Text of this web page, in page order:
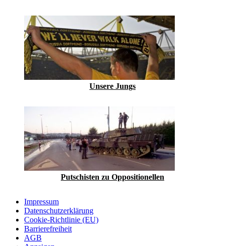
Unsere Jungs
Putschisten zu Oppositionellen
Impressum
Datenschutzerklärung
Cookie-Richtlinie (EU)
Barrierefreiheit
AGB